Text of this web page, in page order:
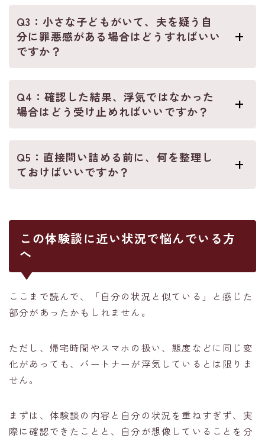
Q3：小さな子どもがいて、夫を疑う自
分に罪悪感がある場合はどうすればいい
ですか？
Q4：確認した結果、浮気ではなかった
場合はどう受け止めればいいですか？
Q5：直接問い詰める前に、何を整理し
ておけばいいですか？
この体験談に近い状況で悩んでいる方
へ
ここまで読んで、「自分の状況と似ている」と感じた
部分があったかもしれません。
ただし、帰宅時間やスマホの扱い、態度などに同じ変
化があっても、パートナーが浮気しているとは限りま
せん。
まずは、体験談の内容と自分の状況を重ねすぎず、実
際に確認できたことと、自分が想像していることを分